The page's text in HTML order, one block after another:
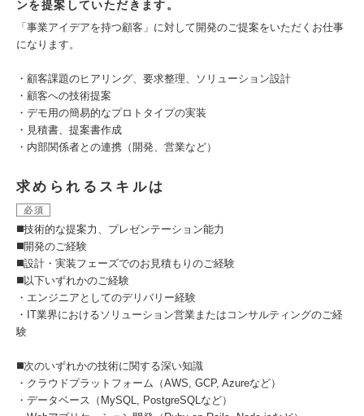
ンを提案していただきます。
「事業アイデアを持つ顧客」に対して開発のご提案をいただくお仕事
になります。
・顧客課題のヒアリング、要求整理、ソリューション設計
・顧客への技術提案
・デモ用の簡易的なプロトタイプの実装
・見積書、提案書作成
・内部関係者との連携（開発、営業など）
求められるスキルは
必須
◼️技術的な提案力、プレゼンテーション能力
◼️開発のご経験
◼️設計・実装フェーズでのお見積もりのご経験
◼️以下いずれかのご経験
・エンジニアとしてのデリバリー経験
・IT業界におけるソリューション営業またはコンサルティングのご経
験
◼️次のいずれかの技術に関する深い知識
・クラウドプラットフォーム（AWS, GCP, Azureなど）
・データベース（MySQL, PostgreSQLなど）